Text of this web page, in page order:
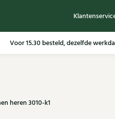
Voor 15.30 besteld, dezelfde
Gratis verzending in NL vanaf 79,95*
heren 3010-k1